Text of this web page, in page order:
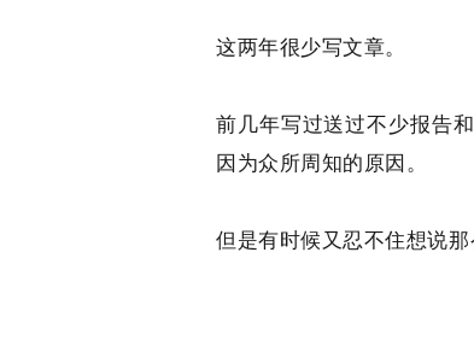
这两年很少写文章。
前几年写过送过不少报告
因为众所周知的原因。
但是有时候又忍不住想说